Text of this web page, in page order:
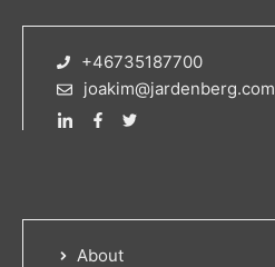
+46735187700
joakim@jardenberg.com
About